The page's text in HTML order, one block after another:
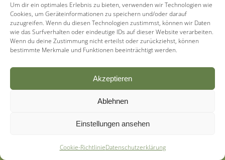
Um dir ein optimales Erlebnis zu bieten, verwenden wir Technologien wie
Cookies, um Geräteinformationen zu speichern und/oder darauf
zuzugreifen. Wenn du diesen Technologien zustimmst, können wir Daten
wie das Surfverhalten oder eindeutige IDs auf dieser Website verarbeiten.
Wenn du deine Zustimmung nicht erteilst oder zurückziehst, können
bestimmte Merkmale und Funktionen beeinträchtigt werden.
Akzeptieren
Ablehnen
Einstellungen ansehen
Cookie-RichtlinieDatenschutzerklärung